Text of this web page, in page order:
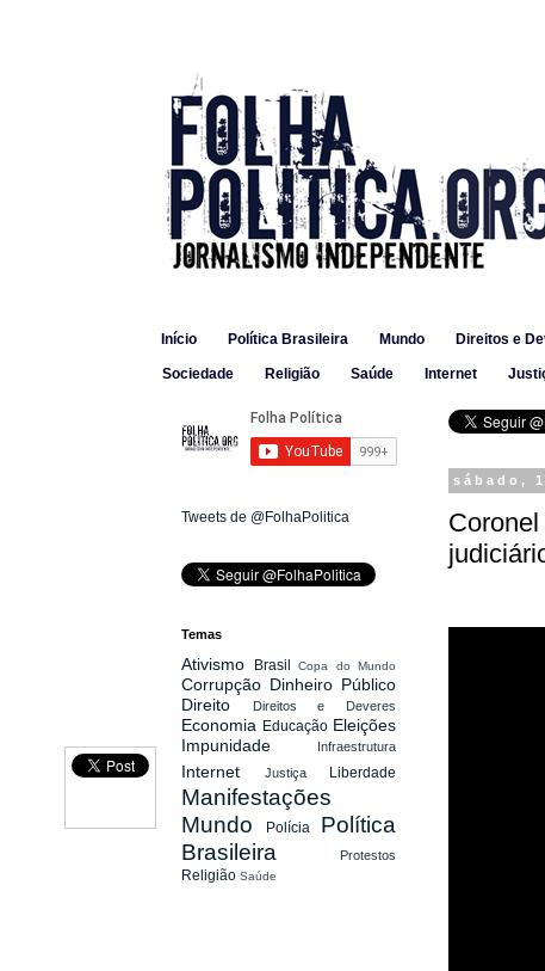
Início Política Brasileira Mundo Direitos e
Sociedade Religião Saúde Internet
sábado,
Tweets de @FolhaPolitica
Temas
Ativismo Brasil Copa do Mundo
Corrupção Dinheiro Público
Direito
Direitos e Deveres
Economia Educação Eleições
Impunidade
Infraestrutura
Internet Justiça Liberdade
Manifestações
Mundo
Polícia Política
Brasileira
Protestos
Religião Saúde